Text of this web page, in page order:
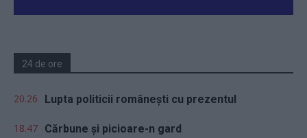
24 de ore
20.26 Lupta politicii românești cu prezentul
18.47 Cărbune și picioare-n gard